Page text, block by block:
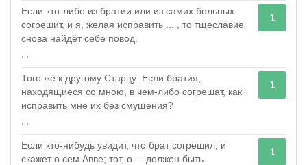
1
Если кто-либо из братии или из самих больных
согрешит, и я, желая исправить ... , то тщеславие
снова найдёт себе повод.
...
1
Того же к другому Старцу: Если братия,
находящиеся со мною, в чем-либо согрешат, как
исправить мне их без смущения?
...
1
Если кто-нибудь увидит, что брат согрешил, и
скажет о сем Авве; тот, о ... должен быть